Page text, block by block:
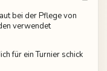
bei der Pflege von
verwendet
für ein Turnier schick